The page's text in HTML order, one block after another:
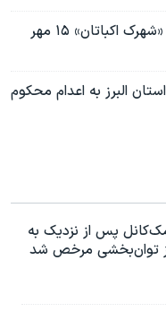
جلسه دادگاه متهمان پرونده موسوم به «شهرک اکباتان» ۱۵ مهر
البرز به اعدام محکوم
پس از نزدیک به
توان‌بخشی مرخص شد